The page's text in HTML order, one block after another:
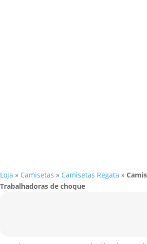
Loja » Camisetas » Camisetas Regata »
Trabalhadoras de choque